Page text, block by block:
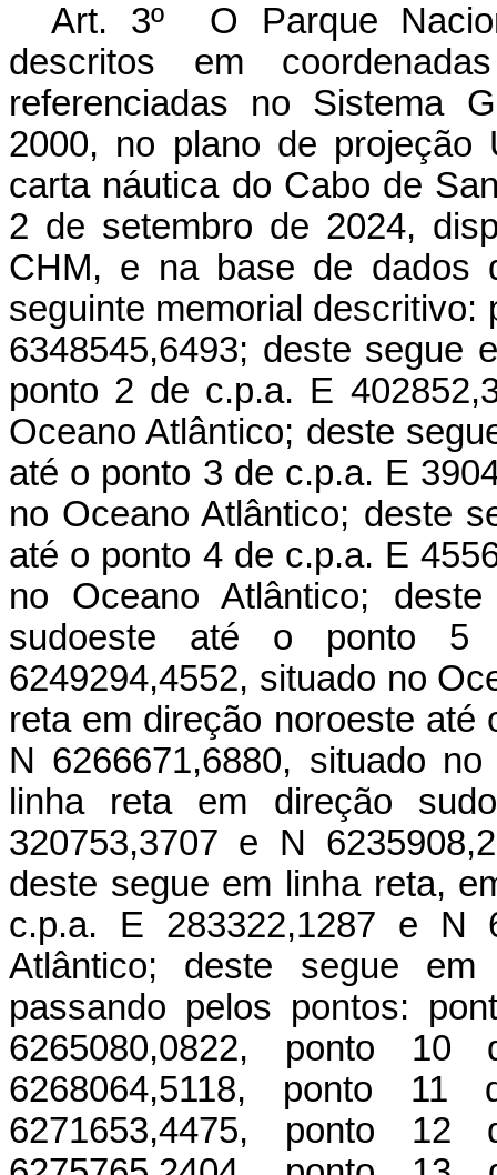
Art. 3º O Parque
descritos em
referenciadas no Sistema
2000, no plano de
carta náutica do Cabo de
2 de setembro de 2024,
CHM, e na base de dados
seguinte memorial descritivo:
6348545,6493; deste segue
ponto 2 de c.p.a. E
Oceano Atlântico; deste
até o ponto 3 de c.p.a. E
no Oceano Atlântico; deste
até o ponto 4 de c.p.a. E
no Oceano Atlântico;
sudoeste até o ponto
6249294,4552, situado no
reta em direção noroeste até
N 6266671,6880, situado
linha reta em direção
320753,3707 e N
deste segue em linha reta,
c.p.a. E 283322,1287 e N
Atlântico; deste segue
passando pelos pontos:
6265080,0822, ponto
6268064,5118, ponto
6271653,4475, ponto